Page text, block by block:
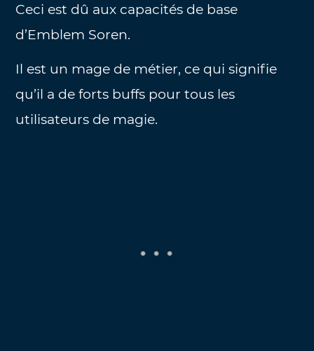
Ceci est dû aux capacités de base
d’Emblem Soren.
Il est un mage de métier, ce qui signifie
qu’il a de forts buffs pour tous les
utilisateurs de magie.